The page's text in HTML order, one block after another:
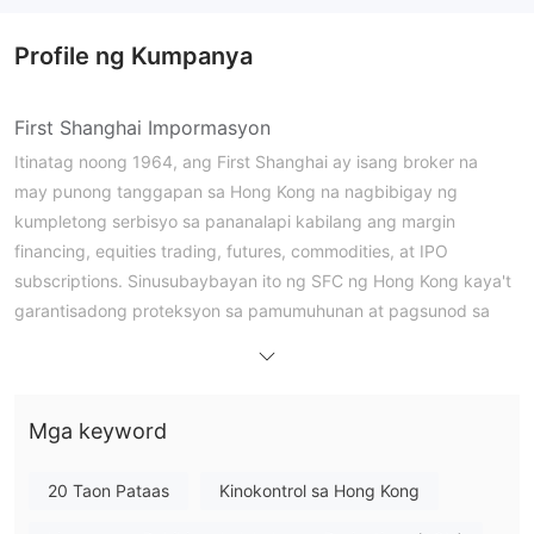
Profile ng Kumpanya
First Shanghai Impormasyon
Itinatag noong 1964, ang First Shanghai ay isang broker na
may punong tanggapan sa Hong Kong na nagbibigay ng
kumpletong serbisyo sa pananalapi kabilang ang margin
financing, equities trading, futures, commodities, at IPO
subscriptions. Sinusubaybayan ito ng SFC ng Hong Kong kaya't
garantisadong proteksyon sa pamumuhunan at pagsunod sa
Tunay ba ang First Shanghai?
Oo, ang First Shanghai Futures Limited ay lehitimo. Ito ay
Mga keyword
20 Taon Pataas Kinokontrol sa Hong Kong